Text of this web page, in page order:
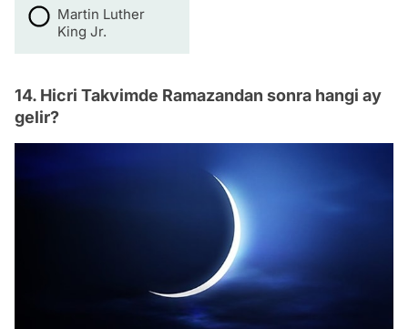
Martin Luther
King Jr.
14. Hicri Takvimde Ramazandan sonra hangi ay
gelir?